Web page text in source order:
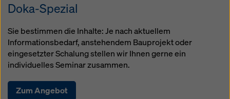
Doka-Spezial
Sie bestimmen die Inhalte: Je nach aktuellem
Informationsbedarf, anstehendem Bauprojekt oder
eingesetzter Schalung stellen wir Ihnen gerne ein
individuelles Seminar zusammen.
Zum Angebot